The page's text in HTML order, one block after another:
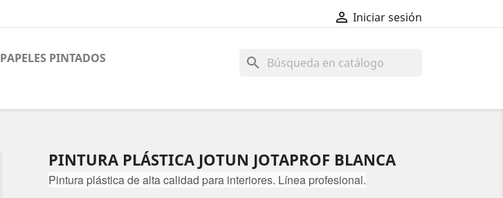
 Iniciar sesión
PAPELES PINTADOS search
PINTURA PLÁSTICA JOTUN JOTAPROF BLANCA
Pintura plástica de alta calidad para interiores. Línea profesional.